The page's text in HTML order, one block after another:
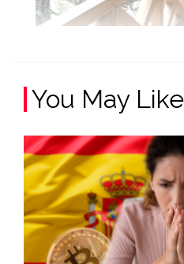
You May Like